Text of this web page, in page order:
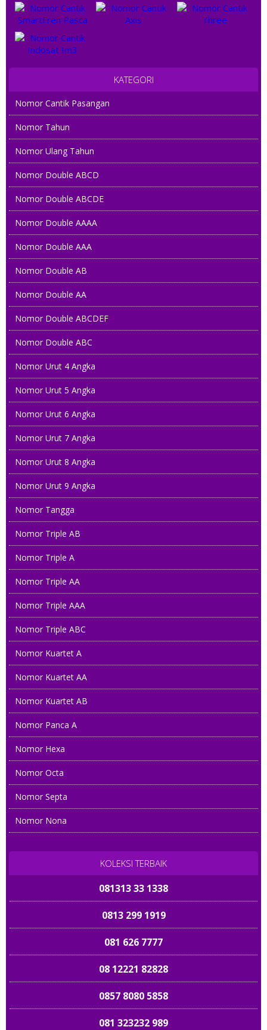
KATEGORI
Nomor Cantik Pasangan
Nomor Tahun
Nomor Ulang Tahun
Nomor Double ABCD
Nomor Double ABCDE
Nomor Double AAAA
Nomor Double AAA
Nomor Double AB
Nomor Double AA
Nomor Double ABCDEF
Nomor Double ABC
Nomor Urut 4 Angka
Nomor Urut 5 Angka
Nomor Urut 6 Angka
Nomor Urut 7 Angka
Nomor Urut 8 Angka
Nomor Urut 9 Angka
Nomor Tangga
Nomor Triple AB
Nomor Triple A
Nomor Triple AA
Nomor Triple AAA
Nomor Triple ABC
Nomor Kuartet A
Nomor Kuartet AA
Nomor Kuartet AB
Nomor Panca A
Nomor Hexa
Nomor Octa
Nomor Septa
Nomor Nona
KOLEKSI TERBAIK
0858 7777 5555
081315 01010
0857 4080 2000
081313 38 8055
085 88899 8989
081313 33 1338
0813 299 1919
081 626 7777
08 12221 82828
0857 8080 5858
081 323232 989